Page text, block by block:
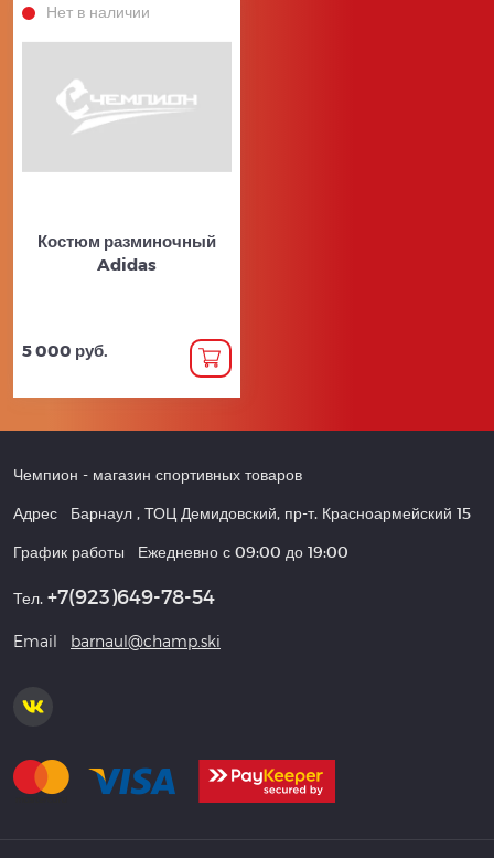
Нет в наличии
Костюм разминочный
Adidas
5 000 руб.
Чемпион - магазин спортивных товаров
Адрес Барнаул , ТОЦ Демидовский, пр-т. Красноармейский 15
График работы Ежедневно с 09:00 до 19:00
Тел. +7(923)649-78-54
Email barnaul@champ.ski